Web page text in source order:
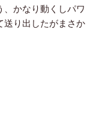
、かなり動くしパワ
送り出したがまさか